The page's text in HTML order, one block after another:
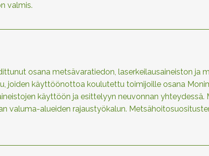
valmis.
osana metsävaratiedon, laserkeilausaineiston ja
joiden käyttöönottoa koulutettu toimijoille osana
käyttöön ja esittelyyn neuvonnan
valuma-alueiden rajaustyökalun.